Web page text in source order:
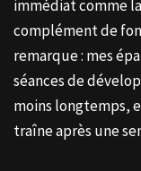
immédiat comme
complément de
remarque : mes
séances de
moins longtemps,
traîne après une